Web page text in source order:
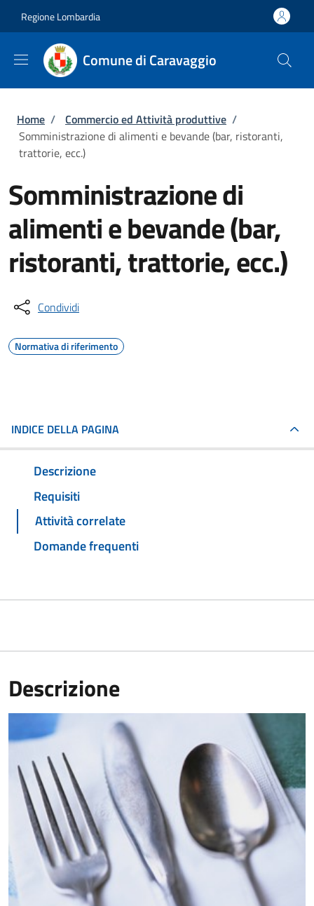
Regione Lombardia
Comune di Caravaggio
Briciole di pane
Home / Commercio ed Attività produttive /
Somministrazione di alimenti e bevande (bar, ristoranti,
trattorie, ecc.)
Somministrazione di
alimenti e bevande (bar,
ristoranti, trattorie, ecc.)
Condividi
Normativa di riferimento
INDICE DELLA PAGINA
Descrizione
Requisiti
Attività correlate
Domande frequenti
Descrizione